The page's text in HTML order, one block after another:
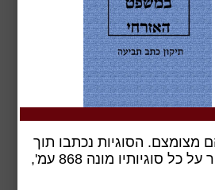
הסוגיות נכתבו תוך
הספר על כל סוגיותיו מונה 868 עמ',